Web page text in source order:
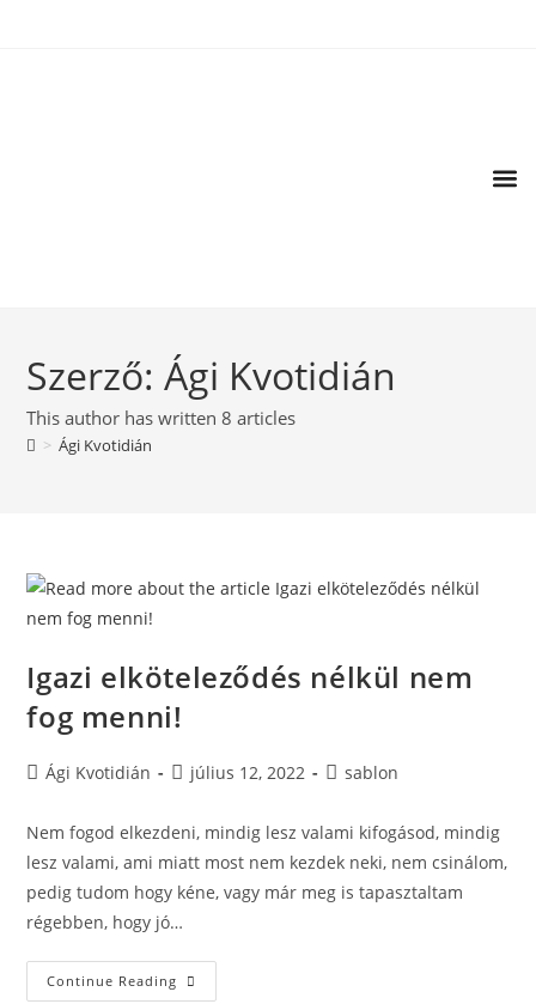
Szerző:Ági Kvotidián
This author has written 8 articles
> Ági Kvotidián
Igazi elköteleződés nélkül nem
fog menni!
Ági Kvotidián július 12, 2022 sablon
Nem fogod elkezdeni, mindig lesz valami kifogásod, mindig
lesz valami, ami miatt most nem kezdek neki, nem csinálom,
pedig tudom hogy kéne, vagy már meg is tapasztaltam
régebben, hogy jó…
Continue Reading